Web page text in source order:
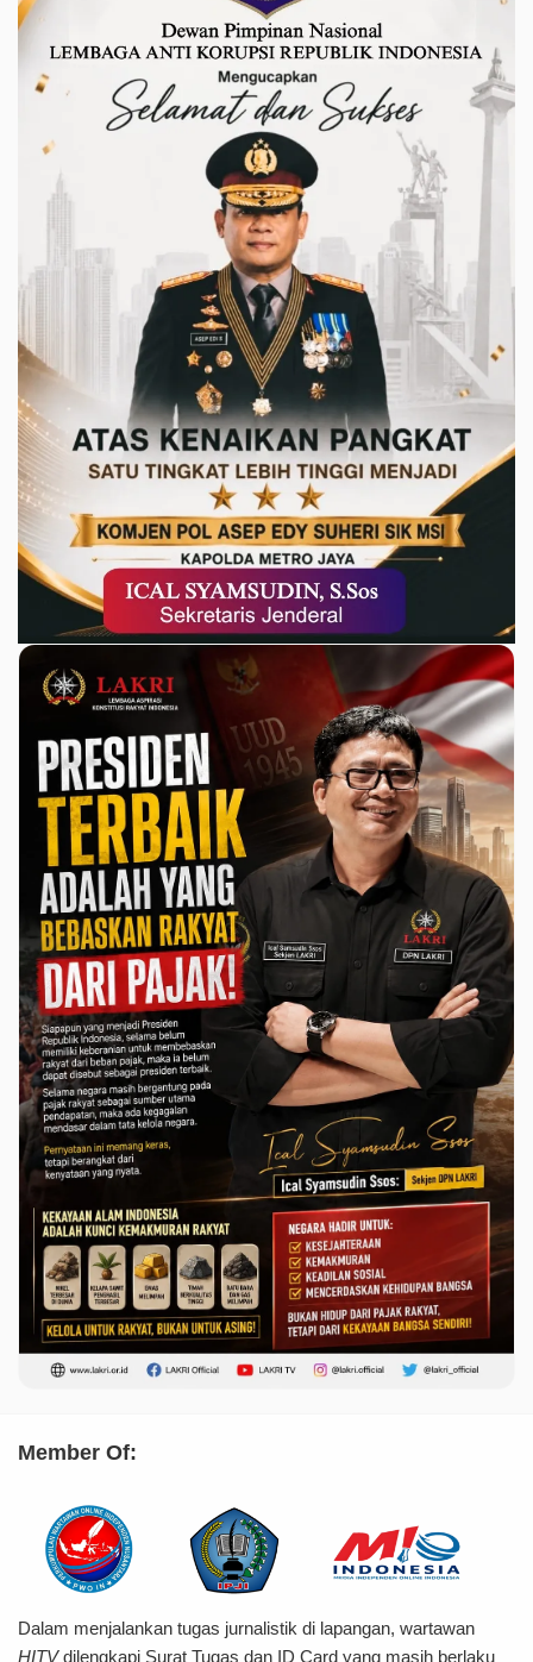
Member Of:
Dalam menjalankan tugas jurnalistik di lapangan, wartawan
HITVdilengkapi Surat Tugas dan ID Card yang masih berlaku